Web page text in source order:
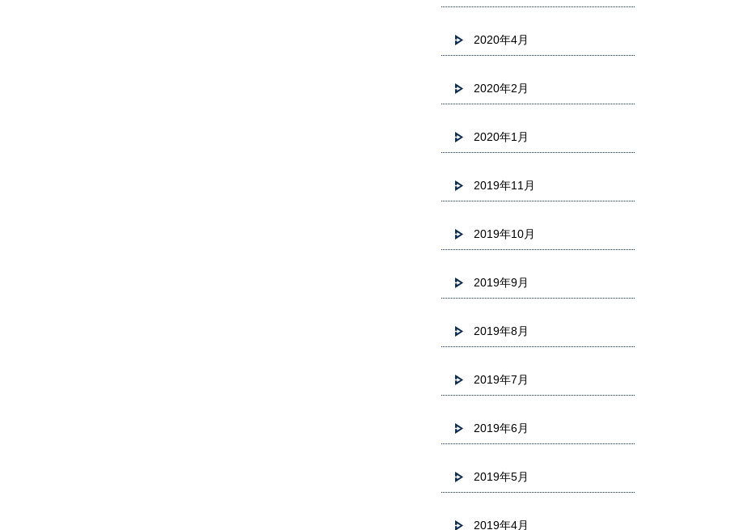
2020年4月
2020年2月
2020年1月
2019年11月
2019年10月
2019年9月
2019年8月
2019年7月
2019年6月
2019年5月
2019年4月